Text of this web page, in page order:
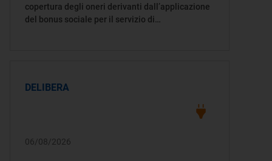
copertura degli oneri derivanti dall’applicazione
del bonus sociale per il servizio di
DELIBERA
06/08/2026